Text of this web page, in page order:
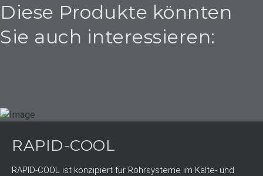
Diese Produkte könnten
Sie auch interessieren:
RAPID-COOL
RAPID-COOL ist konzipiert für Rohrsysteme im Kälte- und